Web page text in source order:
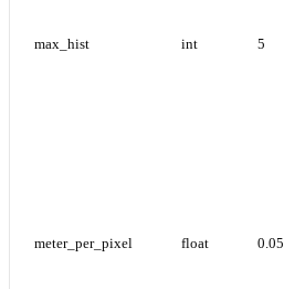
max_hist int 5
meter_per_pixel float 0.05